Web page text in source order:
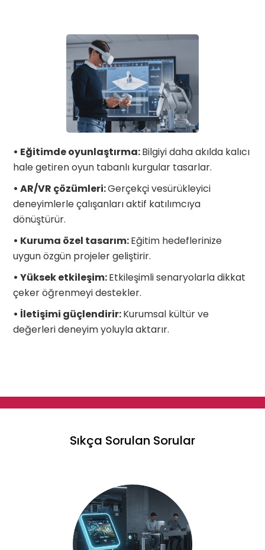
• Eğitimde oyunlaştırma:Bilgiyi daha akılda kalıcı
hale getiren oyun tabanlı kurgular tasarlar.
• AR/VR çözümleri:Gerçekçi vesürükleyici
deneyimlerle çalışanları aktif katılımcıya
dönüştürür.
• Kuruma özel tasarım:Eğitim hedeflerinize
uygun özgün projeler geliştirir.
• Yüksek etkileşim:Etkileşimli senaryolarla dikkat
çeker öğrenmeyi destekler.
• İletişimi güçlendirir:Kurumsal kültür ve
değerleri deneyim yoluyla aktarır.
Sıkça Sorulan Sorular‍